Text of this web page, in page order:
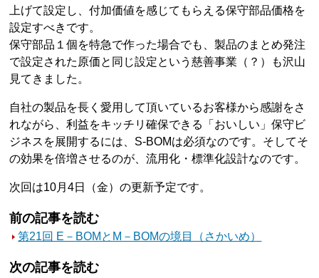
上げて設定し、付加価値を感じてもらえる保守部品価格を
設定すべきです。
保守部品１個を特急で作った場合でも、製品のまとめ発注
で設定された原価と同じ設定という慈善事業（？）も沢山
見てきました。
自社の製品を長く愛用して頂いているお客様から感謝をさ
れながら、利益をキッチリ確保できる「おいしい」保守ビ
ジネスを展開するには、S-BOMは必須なのです。そしてそ
の効果を倍増させるのが、流用化・標準化設計なのです。
次回は10月4日（金）の更新予定です。
前の記事を読む
第21回 E－BOMとM－BOMの境目（さかいめ）
次の記事を読む